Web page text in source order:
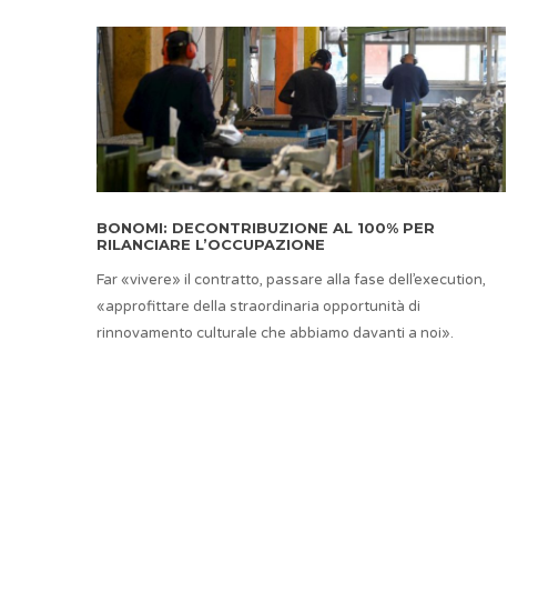
BONOMI: DECONTRIBUZIONE AL 100% PER
RILANCIARE L’OCCUPAZIONE
Far «vivere» il contratto, passare alla fase dell’execution,
«approfittare della straordinaria opportunità di
rinnovamento culturale che abbiamo davanti a noi».